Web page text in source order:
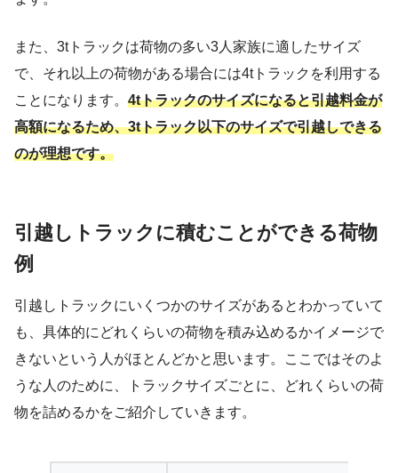
また、3tトラックは荷物の多い3人家族に適したサイズ
で、それ以上の荷物がある場合には4tトラックを利用する
ことになります。 4tトラックのサイズになると引越料金が
高額になるため、3tトラック以下のサイズで引越しできる
のが理想です。
引越しトラックに積むことができる荷物
例
引越しトラックにいくつかのサイズがあるとわかっていて
も、具体的にどれくらいの荷物を積み込めるかイメージで
きないという人がほとんどかと思います。ここではそのよ
うな人のために、トラックサイズごとに、どれくらいの荷
物を詰めるかをご紹介していきます。